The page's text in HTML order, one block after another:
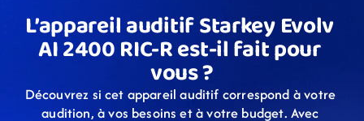
L’appareil auditif Starkey Evolv
AI 2400 RIC-R est-il fait pour
vous ?
Découvrez si cet appareil auditif correspond à votre
audition, à vos besoins et à votre budget. Avec